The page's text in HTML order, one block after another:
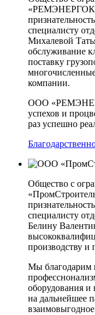
специалисту
Михалевой
обслуживание
поставку
компании.
ООО
успехов и
раз успешно
Общество с
специалисту
Белину
производству и
Мы
оборудования и
на дальнейшее